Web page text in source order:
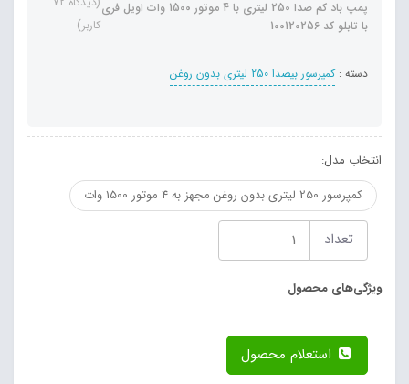
پمپ باد کم صدا 250 لیتری با 4 موتور 1500 وات اویل فری
با تابلو کد 100120256
دسته :کمپرسور بیصدا 250 لیتری بدون روغن
کاربر)
انتخاب مدل:
کمپرسور 250 لیتری بدون روغن مجهز به 4 موتور 1500 وات
تعداد
ویژگی‌های محصول